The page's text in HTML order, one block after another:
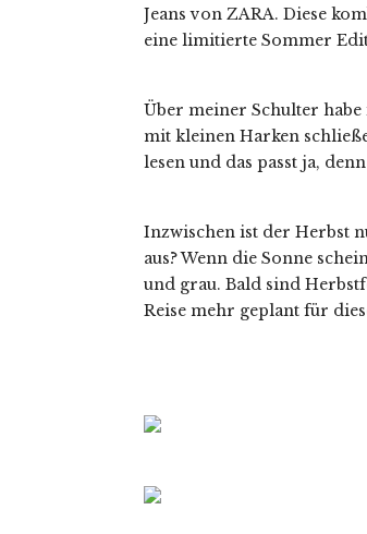
Jeans von ZARA. Diese
eine limitierte Sommer
Über meiner Schulter habe
mit kleinen Harken
lesen und das passt ja,
Inzwischen ist der Herbst
aus? Wenn die Sonne
und grau. Bald sind
Reise mehr geplant für